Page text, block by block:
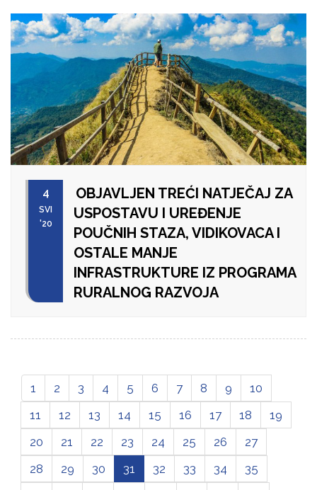
4
SVI
'20
OBJAVLJEN TREĆI NATJEČAJ ZA
USPOSTAVU I UREĐENJE
POUČNIH STAZA, VIDIKOVACA I
OSTALE MANJE
INFRASTRUKTURE IZ PROGRAMA
RURALNOG RAZVOJA
1 2 3 4 5 6 7 8 9
10
11
12 13 14 15 16 17 18
19
20
21 22 23 24 25 26
27
28
29 30 31 32 33 34
35